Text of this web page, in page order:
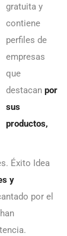
gratuita y
contiene
perfiles de
empresas
que
destacan por
sus
productos,
Éxito Idea
y
por el